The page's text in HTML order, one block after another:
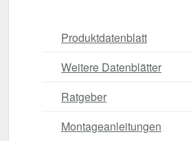
Produktdatenblatt
Weitere Datenblätter
Ratgeber
Montageanleitungen